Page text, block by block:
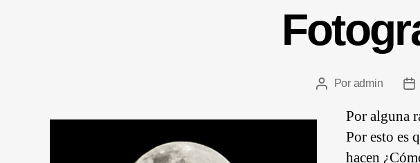
Por admin
Por alguna
Por esto es
hacen